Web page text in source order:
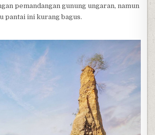
pemandangan gunung ungaran, namun
pantai ini kurang bagus.